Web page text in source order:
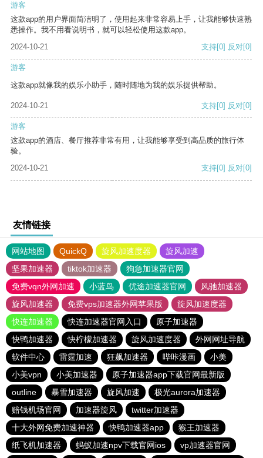
游客
这款app的用户界面简洁明了，使用起来非常容易上手，让我能够快速熟
悉操作。我不用看说明书，就可以轻松使用这款app。
2024-10-21
支持[0] 反对[0]
游客
这款app就像我的娱乐小助手，随时随地为我的娱乐提供帮助。
2024-10-21 支持[0] 反对[0]
游客
这款app的酒店、餐厅推荐非常有用，让我能够享受到高品质的旅行体
验。
2024-10-21
支持[0] 反对[0]
友情链接
网站地图 QuickQ 旋风加速度器
旋风加速
坚果加速器
tiktok加速器
狗急加速器官网
免费vqn外网加速
小蓝鸟 优途加速器官网
风驰加速器
旋风加速器
免费vps加速器外网苹果版
旋风加速度器
快连加速器
快连加速器官网入口
原子加速器
快鸭加速器
快柠檬加速器 旋风加速度器
外网网址导航
软件中心
雷霆加速 狂飙加速器 哔咔漫画
小美
小美vpn
小美加速器
原子加速器app下载官网最新版
outline
暴雪加速器 旋风加速
极光aurora加速器
赔钱机场官网
加速器旋风
twitter加速器
十大外网免费加速神器
快鸭加速器app
猴王加速器
纸飞机加速器
蚂蚁加速npv下载官网ios vp加速器官网